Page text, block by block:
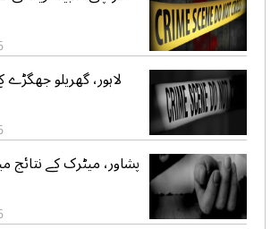
ڈیڑھ سال کی
لاہور، گھریلو
والدہ سمیت دو خواتین
پشاور، میٹرک کے نتائج
طالبعلم نے